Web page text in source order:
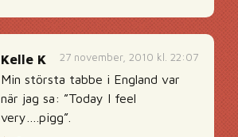
27 november, 2010 kl. 22:07
Kelle K
Min största tabbe i England var
när jag sa: ”Today I feel
very….pigg”.